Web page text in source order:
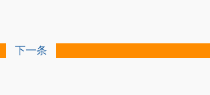
下一条